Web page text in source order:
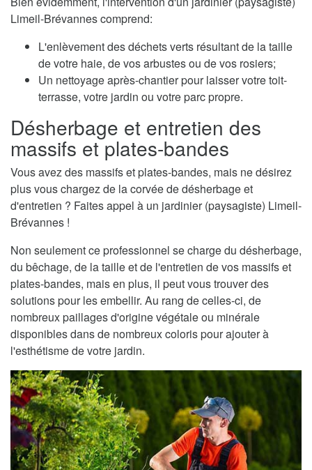
Limeil-Brévannes comprend:
L'enlèvement des déchets verts résultant de la taille
de votre haie, de vos arbustes ou de vos rosiers;
Un nettoyage après-chantier pour laisser votre toit-
terrasse, votre jardin ou votre parc propre.
Désherbage et entretien des
massifs et plates-bandes
Vous avez des massifs et plates-bandes, mais ne désirez
plus vous chargez de la corvée de désherbage et
d'entretien ? Faites appel à un jardinier (paysagiste) Limeil-
Brévannes !
Non seulement ce professionnel se charge du désherbage,
du bêchage, de la taille et de l'entretien de vos massifs et
plates-bandes, mais en plus, il peut vous trouver des
solutions pour les embellir. Au rang de celles-ci, de
nombreux paillages d'origine végétale ou minérale
disponibles dans de nombreux coloris pour ajouter à
l'esthétisme de votre jardin.